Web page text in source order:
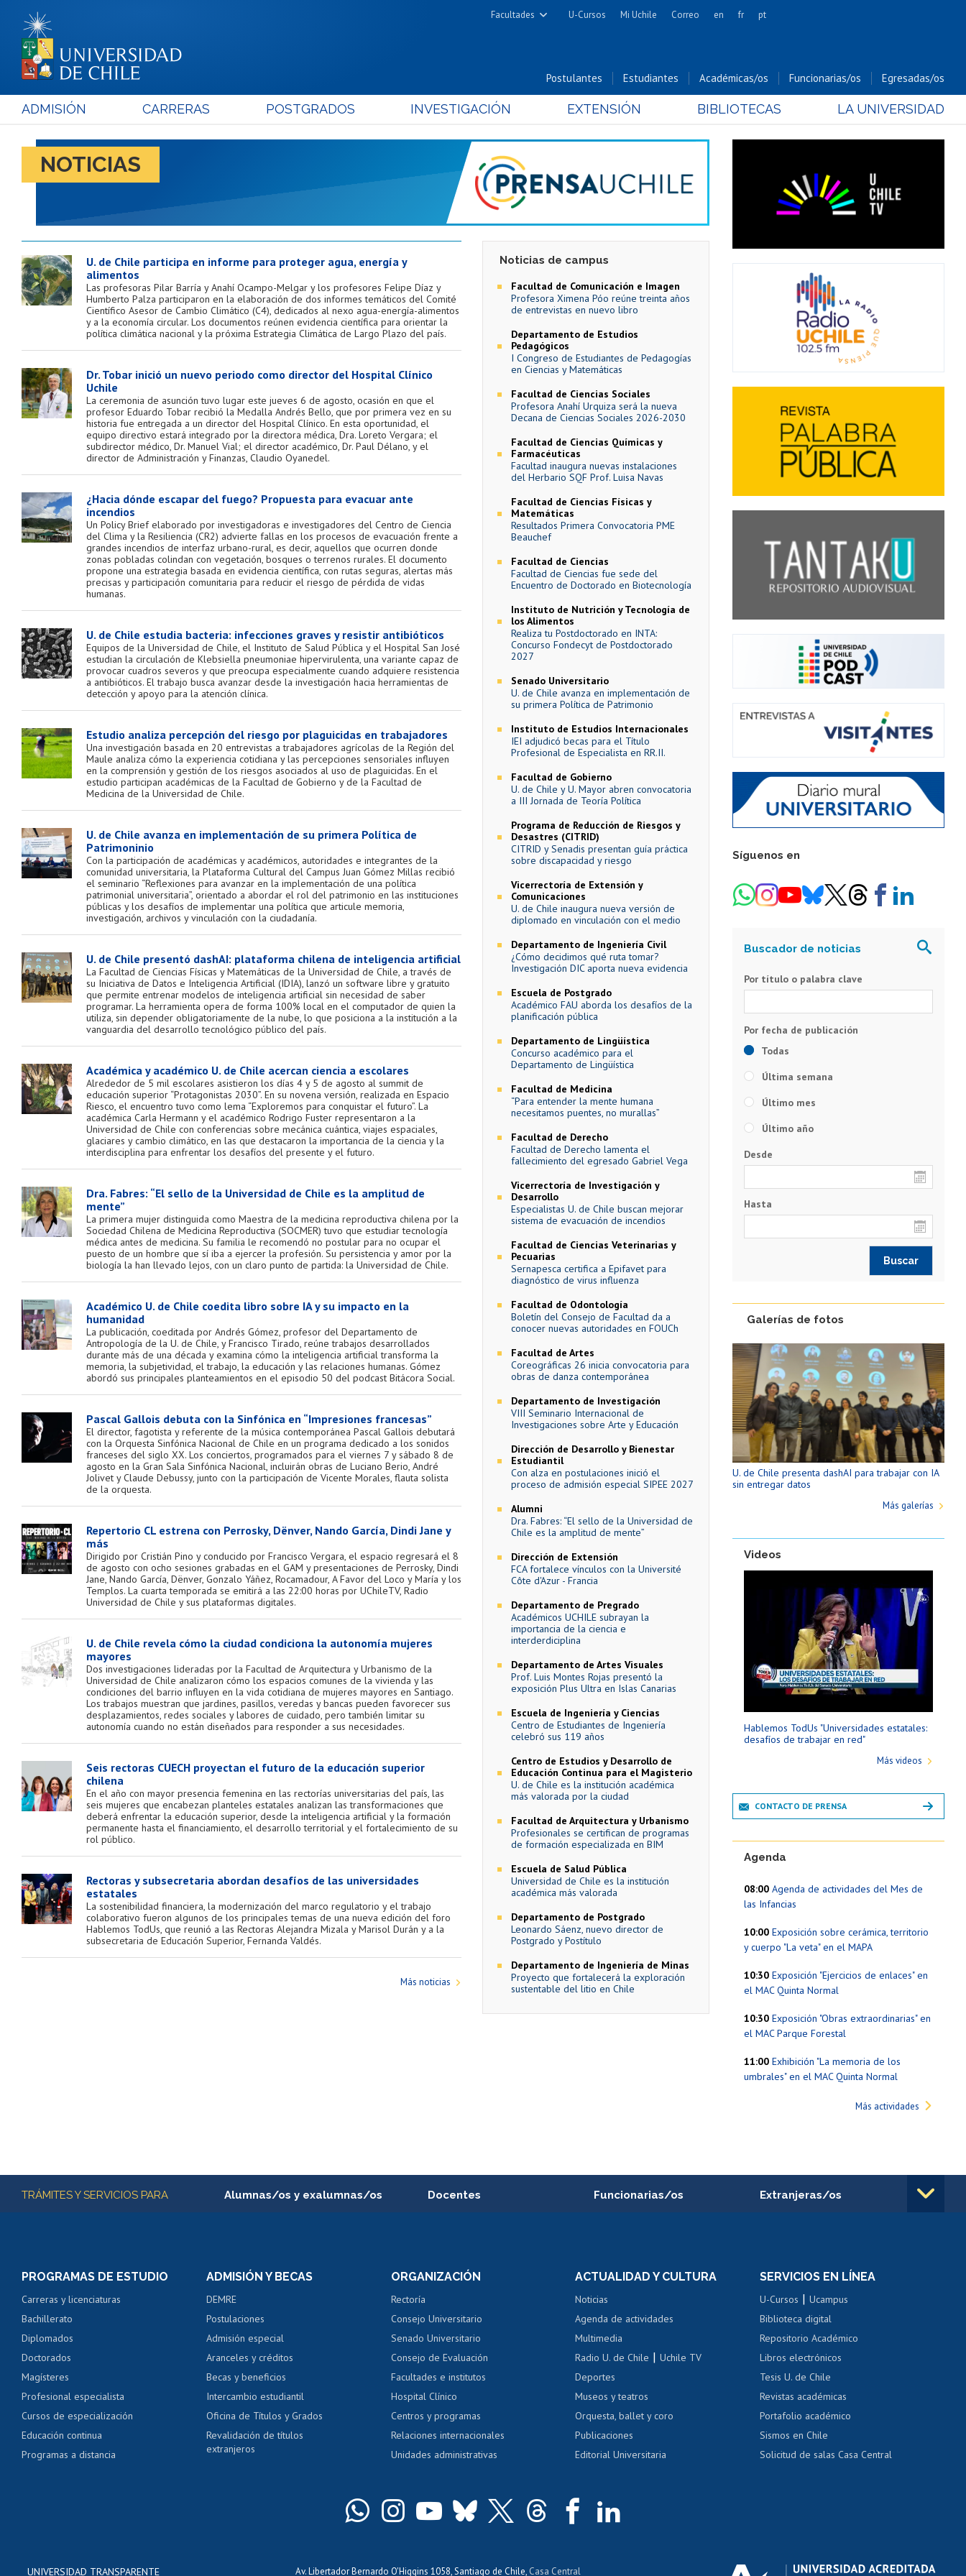
Facultades
Cs. Físicas y Matemáticas
Cs. Forestales y Conservación
Cs. Químicas y Farmacéuticas
Cs. Sociales
Filosofía y Humanidades
Estudios Avanzados en Educación
Estudios Internacionales
Bachillerato
U-Cursos Mi Uchile Correo en fr pt
Postulantes Estudiantes Académicas/os Funcionarias/os Egresadas/os
ADMISIÓN CARRERAS POSTGRADOS INVESTIGACIÓN EXTENSIÓN BIBLIOTECAS LA UNIVERSIDAD
NOTICIAS
U. de Chile participa en informe para proteger agua, energía y
alimentos
Las profesoras Pilar Barría y Anahí Ocampo-Melgar y los profesores Felipe Díaz y
Humberto Palza participaron en la elaboración de dos informes temáticos del Comité
Científico Asesor de Cambio Climático (C4), dedicados al nexo agua-energía-alimentos
y a la economía circular. Los documentos reúnen evidencia científica para orientar la
política climática nacional y la próxima Estrategia Climática de Largo Plazo del país.
Dr. Tobar inició un nuevo periodo como director del Hospital Clínico
Uchile
La ceremonia de asunción tuvo lugar este jueves 6 de agosto, ocasión en que el
profesor Eduardo Tobar recibió la Medalla Andrés Bello, que por primera vez en su
historia fue entregada a un director del Hospital Clínico. En esta oportunidad, el
equipo directivo estará integrado por la directora médica, Dra. Loreto Vergara; el
subdirector médico, Dr. Manuel Vial; el director académico, Dr. Paul Délano, y el
director de Administración y Finanzas, Claudio Oyanedel.
¿Hacia dónde escapar del fuego? Propuesta para evacuar ante
incendios
Un Policy Brief elaborado por investigadoras e investigadores del Centro de Ciencia
del Clima y la Resiliencia (CR2) advierte fallas en los procesos de evacuación frente a
grandes incendios de interfaz urbano-rural, es decir, aquellos que ocurren donde
zonas pobladas colindan con vegetación, bosques o terrenos rurales. El documento
propone una estrategia basada en evidencia científica, con rutas seguras, alertas más
precisas y participación comunitaria para reducir el riesgo de pérdida de vidas
humanas.
U. de Chile estudia bacteria: infecciones graves y resistir antibióticos
Equipos de la Universidad de Chile, el Instituto de Salud Pública y el Hospital San José
estudian la circulación de Klebsiella pneumoniae hipervirulenta, una variante capaz de
provocar cuadros severos y que preocupa especialmente cuando adquiere resistencia
a antibióticos. El trabajo busca avanzar desde la investigación hacia herramientas de
detección y apoyo para la atención clínica.
Estudio analiza percepción del riesgo por plaguicidas en trabajadores
Una investigación basada en 20 entrevistas a trabajadores agrícolas de la Región del
Maule analiza cómo la experiencia cotidiana y las percepciones sensoriales influyen
en la comprensión y gestión de los riesgos asociados al uso de plaguicidas. En el
estudio participan académicas de la Facultad de Gobierno y de la Facultad de
Medicina de la Universidad de Chile.
U. de Chile avanza en implementación de su primera Política de
Patrimoninio
Con la participación de académicas y académicos, autoridades e integrantes de la
comunidad universitaria, la Plataforma Cultural del Campus Juan Gómez Millas recibió
el seminario “Reflexiones para avanzar en la implementación de una política
patrimonial universitaria”, orientado a abordar el rol del patrimonio en las instituciones
públicas y los desafíos de implementar una política que articule memoria,
investigación, archivos y vinculación con la ciudadanía.
U. de Chile presentó dashAI: plataforma chilena de inteligencia artificial
La Facultad de Ciencias Físicas y Matemáticas de la Universidad de Chile, a través de
su Iniciativa de Datos e Inteligencia Artificial (IDIA), lanzó un software libre y gratuito
que permite entrenar modelos de inteligencia artificial sin necesidad de saber
programar. La herramienta opera de forma 100% local en el computador de quien la
utiliza, sin depender obligatoriamente de la nube, lo que posiciona a la institución a la
vanguardia del desarrollo tecnológico público del país.
Académica y académico U. de Chile acercan ciencia a escolares
Alrededor de 5 mil escolares asistieron los días 4 y 5 de agosto al summit de
educación superior “Protagonistas 2030”. En su novena versión, realizada en Espacio
Riesco, el encuentro tuvo como lema “Exploremos para conquistar el futuro”. La
académica Carla Hermann y el académico Rodrigo Fuster representaron a la
Universidad de Chile con conferencias sobre mecánica cuántica, viajes espaciales,
glaciares y cambio climático, en las que destacaron la importancia de la ciencia y la
interdisciplina para enfrentar los desafíos del presente y el futuro.
Dra. Fabres: “El sello de la Universidad de Chile es la amplitud de
mente”
La primera mujer distinguida como Maestra de la medicina reproductiva chilena por la
Sociedad Chilena de Medicina Reproductiva (SOCMER) tuvo que estudiar tecnología
médica antes de medicina. Su familia le recomendó no postular para no ocupar el
puesto de un hombre que sí iba a ejercer la profesión. Su persistencia y amor por la
biología la han llevado lejos, con un claro punto de partida: la Universidad de Chile.
Académico U. de Chile coedita libro sobre IA y su impacto en la
humanidad
La publicación, coeditada por Andrés Gómez, profesor del Departamento de
Antropología de la U. de Chile, y Francisco Tirado, reúne trabajos desarrollados
durante más de una década y examina cómo la inteligencia artificial transforma la
memoria, la subjetividad, el trabajo, la educación y las relaciones humanas. Gómez
abordó sus principales planteamientos en el episodio 50 del podcast Bitácora Social.
Pascal Gallois debuta con la Sinfónica en “Impresiones francesas”
El director, fagotista y referente de la música contemporánea Pascal Gallois debutará
con la Orquesta Sinfónica Nacional de Chile en un programa dedicado a los sonidos
franceses del siglo XX. Los conciertos, programados para el viernes 7 y sábado 8 de
agosto en la Gran Sala Sinfónica Nacional, incluirán obras de Luciano Berio, André
Jolivet y Claude Debussy, junto con la participación de Vicente Morales, flauta solista
de la orquesta.
Repertorio CL estrena con Perrosky, Dënver, Nando García, Dindi Jane y
más
Dirigido por Cristián Pino y conducido por Francisco Vergara, el espacio regresará el 8
de agosto con ocho sesiones grabadas en el GAM y presentaciones de Perrosky, Dindi
Jane, Nando García, Dënver, Gonzalo Yáñez, Rocamadour, A Favor del Loco y María y los
Templos. La cuarta temporada se emitirá a las 22:00 horas por UChileTV, Radio
Universidad de Chile y sus plataformas digitales.
U. de Chile revela cómo la ciudad condiciona la autonomía mujeres
mayores
Dos investigaciones lideradas por la Facultad de Arquitectura y Urbanismo de la
Universidad de Chile analizaron cómo los espacios comunes de la vivienda y las
condiciones del barrio influyen en la vida cotidiana de mujeres mayores en Santiago.
Los trabajos muestran que jardines, pasillos, veredas y bancas pueden favorecer sus
desplazamientos, redes sociales y labores de cuidado, pero también limitar su
autonomía cuando no están diseñados para responder a sus necesidades.
Seis rectoras CUECH proyectan el futuro de la educación superior
chilena
En el año con mayor presencia femenina en las rectorías universitarias del país, las
seis mujeres que encabezan planteles estatales analizan las transformaciones que
deberá enfrentar la educación superior, desde la inteligencia artificial y la formación
permanente hasta el financiamiento, el desarrollo territorial y el fortalecimiento de su
rol público.
Rectoras y subsecretaria abordan desafíos de las universidades
estatales
La sostenibilidad financiera, la modernización del marco regulatorio y el trabajo
colaborativo fueron algunos de los principales temas de una nueva edición del foro
Hablemos TodUs, que reunió a las Rectoras Alejandra Mizala y Marisol Durán y a la
subsecretaria de Educación Superior, Fernanda Valdés.
Más noticias
Noticias de campus
Facultad de Comunicación e Imagen
Profesora Ximena Póo reúne treinta años
de entrevistas en nuevo libro
Departamento de Estudios
Pedagógicos
I Congreso de Estudiantes de Pedagogías
en Ciencias y Matemáticas
Facultad de Ciencias Sociales
Profesora Anahí Urquiza será la nueva
Decana de Ciencias Sociales 2026-2030
Facultad de Ciencias Químicas y
Farmacéuticas
Facultad inaugura nuevas instalaciones
del Herbario SQF Prof. Luisa Navas
Facultad de Ciencias Físicas y
Matemáticas
Resultados Primera Convocatoria PME
Beauchef
Facultad de Ciencias
Facultad de Ciencias fue sede del
Encuentro de Doctorado en Biotecnología
Instituto de Nutrición y Tecnología de
los Alimentos
Realiza tu Postdoctorado en INTA:
Concurso Fondecyt de Postdoctorado
2027
Senado Universitario
U. de Chile avanza en implementación de
su primera Política de Patrimonio
Instituto de Estudios Internacionales
IEI adjudicó becas para el Título
Profesional de Especialista en RR.II.
Facultad de Gobierno
U. de Chile y U. Mayor abren convocatoria
a III Jornada de Teoría Política
Programa de Reducción de Riesgos y
Desastres (CITRID)
CITRID y Senadis presentan guía práctica
sobre discapacidad y riesgo
Vicerrectoría de Extensión y
Comunicaciones
U. de Chile inaugura nueva versión de
diplomado en vinculación con el medio
Departamento de Ingeniería Civil
¿Cómo decidimos qué ruta tomar?
Investigación DIC aporta nueva evidencia
Escuela de Postgrado
Académico FAU aborda los desafíos de la
planificación pública
Departamento de Lingüística
Concurso académico para el
Departamento de Lingüística
Facultad de Medicina
“Para entender la mente humana
necesitamos puentes, no murallas”
Facultad de Derecho
Facultad de Derecho lamenta el
fallecimiento del egresado Gabriel Vega
Vicerrectoría de Investigación y
Desarrollo
Especialistas U. de Chile buscan mejorar
sistema de evacuación de incendios
Facultad de Ciencias Veterinarias y
Pecuarias
Sernapesca certifica a Epifavet para
diagnóstico de virus influenza
Facultad de Odontología
Boletín del Consejo de Facultad da a
conocer nuevas autoridades en FOUCh
Facultad de Artes
Coreográficas 26 inicia convocatoria para
obras de danza contemporánea
Departamento de Investigación
VIII Seminario Internacional de
Investigaciones sobre Arte y Educación
Dirección de Desarrollo y Bienestar
Estudiantil
Con alza en postulaciones inició el
proceso de admisión especial SIPEE 2027
Alumni
Dra. Fabres: “El sello de la Universidad de
Chile es la amplitud de mente”
Dirección de Extensión
FCA fortalece vínculos con la Université
Côte d'Azur - Francia
Departamento de Pregrado
Académicos UCHILE subrayan la
importancia de la ciencia e
interderdiciplina
Departamento de Artes Visuales
Prof. Luis Montes Rojas presentó la
exposición Plus Ultra en Islas Canarias
Escuela de Ingeniería y Ciencias
Centro de Estudiantes de Ingeniería
celebró sus 119 años
Centro de Estudios y Desarrollo de
Educación Continua para el Magisterio
U. de Chile es la institución académica
más valorada por la ciudad
Facultad de Arquitectura y Urbanismo
Profesionales se certifican de programas
de formación especializada en BIM
Escuela de Salud Pública
Universidad de Chile es la institución
académica más valorada
Departamento de Postgrado
Leonardo Sáenz, nuevo director de
Postgrado y Postítulo
Departamento de Ingeniería de Minas
Proyecto que fortalecerá la exploración
sustentable del litio en Chile
Síguenos en
Buscador de noticias
Por título o palabra clave
Todas
Última semana
Último mes
Último año
Desde
Hasta
Galerías de fotos
U. de Chile presenta dashAI para trabajar con IA
sin entregar datos
Más galerías
Videos
Hablemos TodUs "Universidades estatales:
desafíos de trabajar en red"
Más videos
CONTACTO DE PRENSA
Agenda
08:00 Agenda de actividades del Mes de
las Infancias
10:00 Exposición sobre cerámica, territorio
y cuerpo "La veta" en el MAPA
10:30 Exposición "Ejercicios de enlaces" en
el MAC Quinta Normal
10:30 Exposición "Obras extraordinarias" en
el MAC Parque Forestal
11:00 Exhibición "La memoria de los
umbrales" en el MAC Quinta Normal
Más actividades
Más información
TRÁMITES Y SERVICIOS PARA Alumnas/os y exalumnas/os
Consulta y certificado de notas
Servicio médico y dental
Pago de arancel y crédito alumnos
Pago de arancel y crédito exalumnos
Certificado de títulos y grados
Docentes
Perfeccionamiento
Evaluación docente
Calificación académica
Postulación al AUCAI
Funcionarias/os
Portal de movilidad interna
Certificado de renta
Certificado de renta
Gestión de correo uchile
Extranjeras/os
Movilidad Estudiantil
Cursos de español
Acoso laboral, sexual y violencia
PROGRAMAS DE ESTUDIO
Carreras y licenciaturas
Bachillerato
Diplomados
Doctorados
Magísteres
Profesional especialista
Cursos de especialización
Educación continua
Programas a distancia
ADMISIÓN Y BECAS
DEMRE
Postulaciones
Admisión especial
Aranceles y créditos
Becas y beneficios
Intercambio estudiantil
Oficina de Títulos y Grados
Revalidación de títulos
extranjeros
ORGANIZACIÓN
Rectoría
Consejo Universitario
Senado Universitario
Consejo de Evaluación
Facultades e institutos
Hospital Clínico
Centros y programas
Relaciones internacionales
Unidades administrativas
ACTUALIDAD Y CULTURA
Noticias
Agenda de actividades
Multimedia
Radio U. de Chile |Uchile TV
Deportes
Museos y teatros
Orquesta, ballet y coro
Publicaciones
Editorial Universitaria
SERVICIOS EN LÍNEA
U-Cursos |Ucampus
Biblioteca digital
Repositorio Académico
Libros electrónicos
Tesis U. de Chile
Revistas académicas
Portafolio académico
Sismos en Chile
Solicitud de salas Casa Central
UNIVERSIDAD TRANSPARENTE Av. Libertador Bernardo O'Higgins 1058, Santiago de Chile, Casa Central